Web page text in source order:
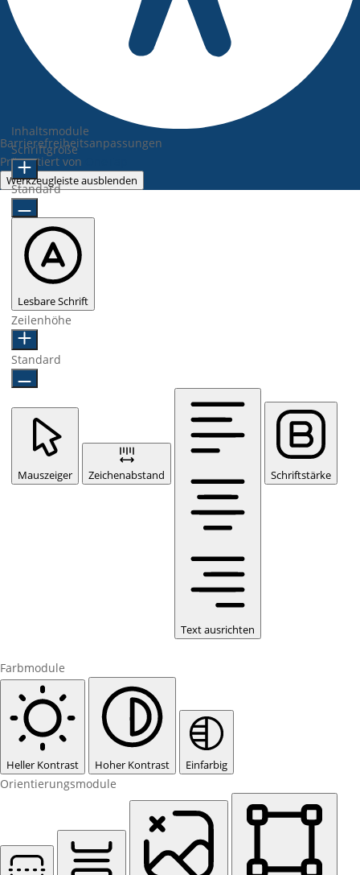
Barrierefreiheitsanpassungen
Präsentiert von
Werkzeugleiste ausblenden
Inhaltsmodule
Schriftgröße
Standard
Lesbare Schrift
Zeilenhöhe
Standard
Mauszeiger Zeichenabstand
Text ausrichten
Schriftstärke
Farbmodule
Heller Kontrast Hoher Kontrast Einfarbig
Orientierungsmodule